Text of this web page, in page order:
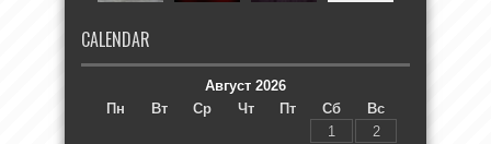
CALENDAR
Август 2026
Пн
Вт Ср Чт Пт Сб
Вс
1
2